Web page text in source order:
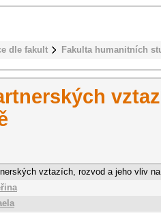
dle fakult Fakulta humanitních
vztazích, rozvod a jeho vliv